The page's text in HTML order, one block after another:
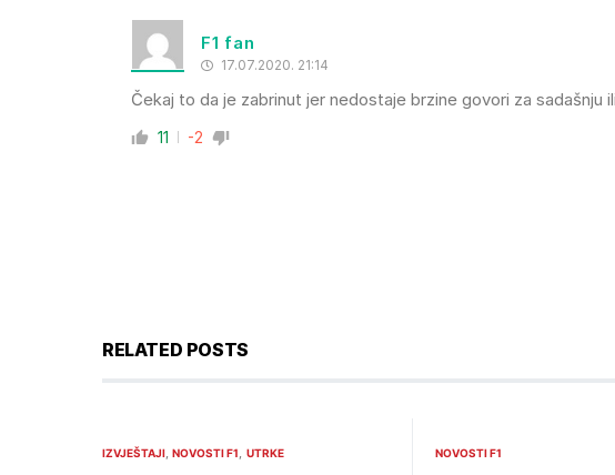
F1 fan
17.07.2020. 21:14
Čekaj to da je zabrinut jer nedostaje brzine govori za sadašnju
11 -2
RELATED POSTS
IZVJEŠTAJI NOVOSTI F1 UTRKE NOVOSTI F1